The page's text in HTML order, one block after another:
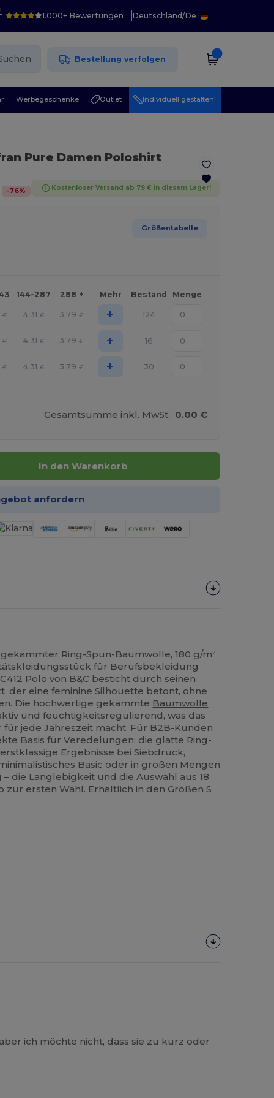
1.000+ Bewertungen Deutschland/De
Bestellung verfolgen
Werbegeschenke Outlet Individuell gestalten!
Pure Damen Poloshirt
-76% Kostenloser Versand ab 79 € in diesem Lager!
Größentabelle
144-287 288 + Mehr Bestand Menge
€ 4.31 € 3.79 € + 124
€ 4.31 € 3.79 € + 16
€ 4.31 € 3.79 € + 30
Gesamtsumme inkl. MwSt.: 0.00 €
In den Warenkorb
anfordern
Ring-Spun-Baumwolle, 180 g/m²
für Berufsbekleidung
Polo von B&C besticht durch seinen
der eine feminine Silhouette betont, ohne
Die hochwertige gekämmte Baumwolle
und feuchtigkeitsregulierend, was das
jede Jahreszeit macht. Für B2B-Kunden
Basis für Veredelungen; die glatte Ring-
Ergebnisse bei Siebdruck,
Basic oder in großen Mengen
die Langlebigkeit und die Auswahl aus 18
zur ersten Wahl. Erhältlich in den Größen S
ich möchte nicht, dass sie zu kurz oder